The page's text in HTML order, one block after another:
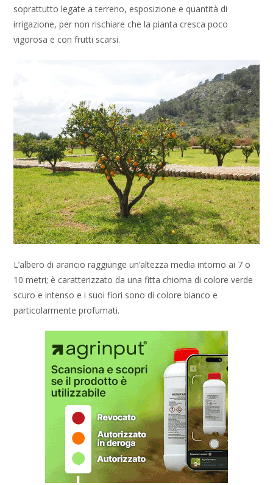
soprattutto legate a terreno, esposizione e quantità di
irrigazione, per non rischiare che la pianta cresca poco
vigorosa e con frutti scarsi.
L’albero di arancio raggiunge un’altezza media intorno ai 7 o
10 metri; è caratterizzato da una fitta chioma di colore verde
scuro e intenso e i suoi fiori sono di colore bianco e
particolarmente profumati.